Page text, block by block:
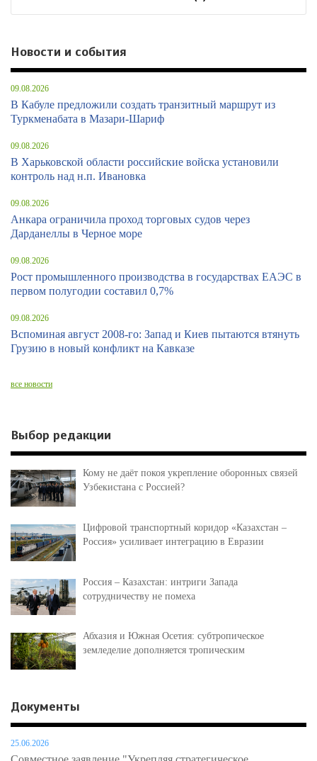
Новости и события
09.08.2026
В Кабуле предложили создать транзитный маршрут из
Туркменабата в Мазари-Шариф
09.08.2026
В Харьковской области российские войска установили
контроль над н.п. Ивановка
09.08.2026
Анкара ограничила проход торговых судов через
Дарданеллы в Черное море
09.08.2026
Рост промышленного производства в государствах ЕАЭС в
первом полугодии составил 0,7%
09.08.2026
Вспоминая август 2008-го: Запад и Киев пытаются втянуть
Грузию в новый конфликт на Кавказе
все новости
Выбор редакции
Кому не даёт покоя укрепление оборонных связей
Узбекистана с Россией?
Цифровой транспортный коридор «Казахстан –
Россия» усиливает интеграцию в Евразии
Россия – Казахстан: интриги Запада
сотрудничеству не помеха
Абхазия и Южная Осетия: субтропическое
земледелие дополняется тропическим
Документы
25.06.2026